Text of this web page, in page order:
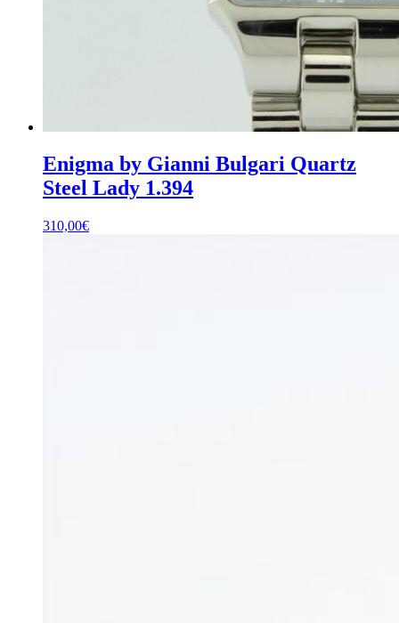
Enigma by Gianni Bulgari Quartz
Steel Lady 1.394
310,00€